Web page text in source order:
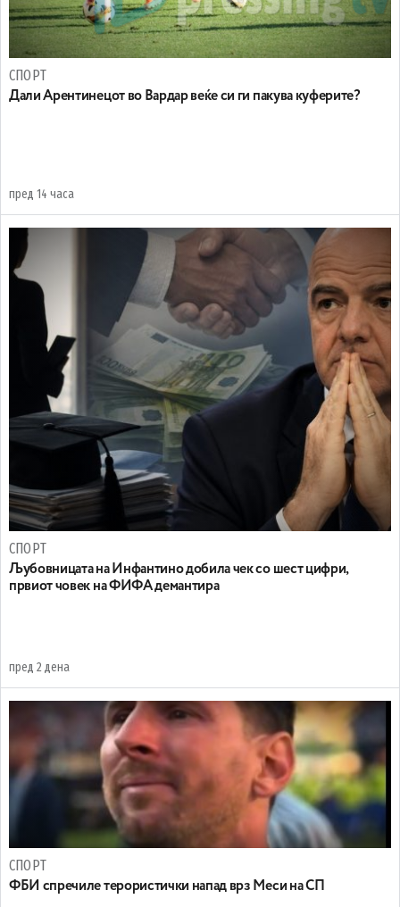
СПОРТ
Дали Арентинецот во Вардар веќе си ги пакува куферите?
пред 14 часа
СПОРТ
Љубовницата на Инфантино добила чек со шест цифри,
првиот човек на ФИФА демантира
пред 2 дена
СПОРТ
ФБИ спречиле терористички напад врз Меси на СП